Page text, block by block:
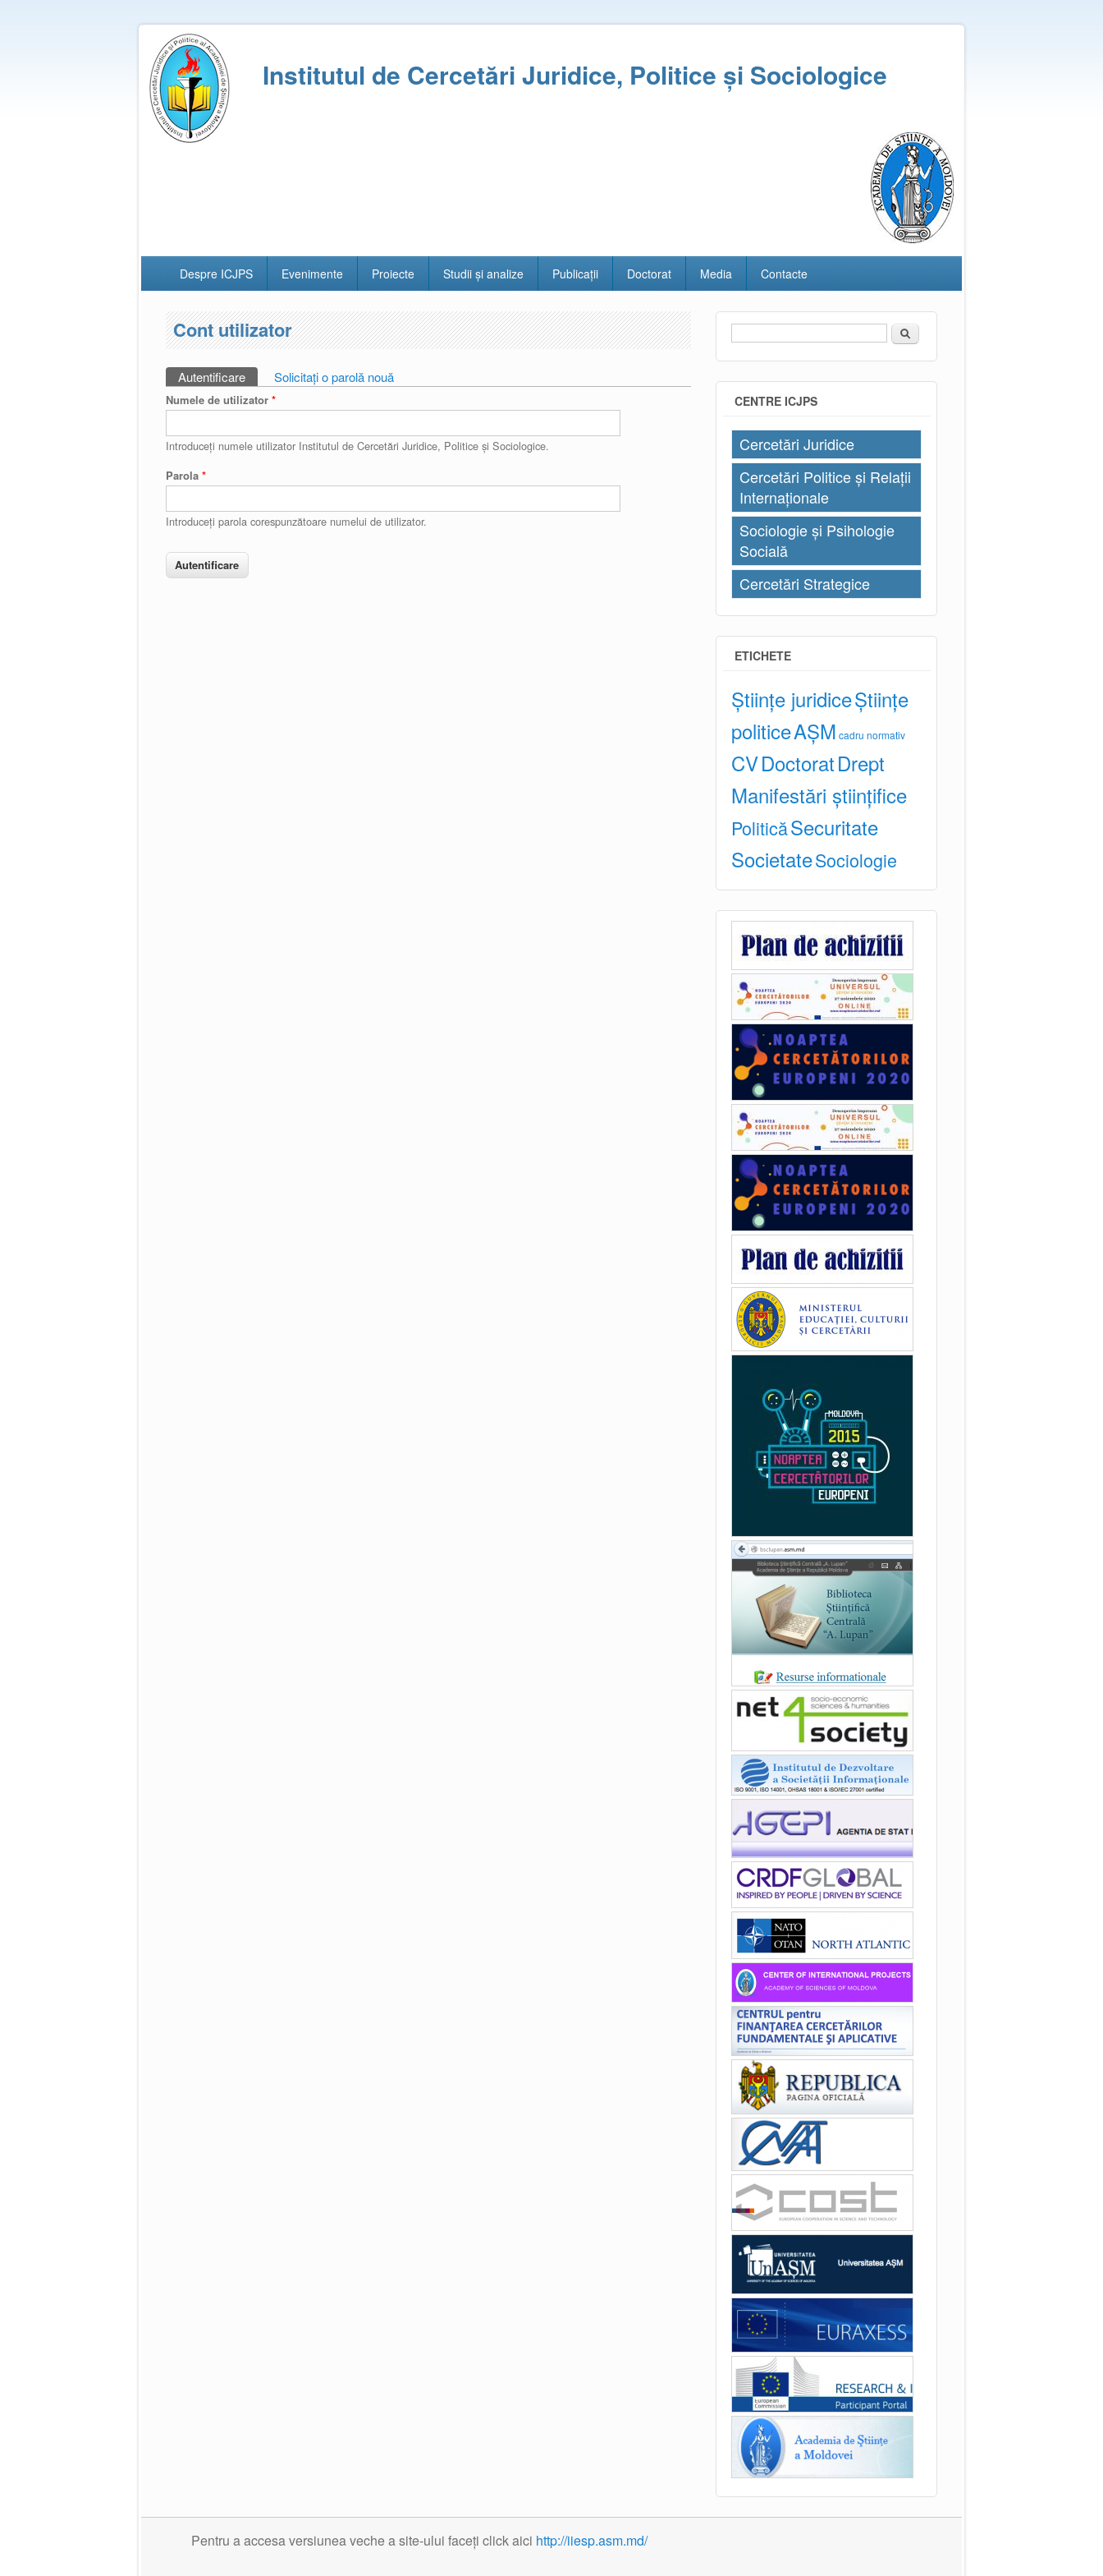
Institutul de Cercetări Juridice, Politice și Sociologice
Despre ICJPS Evenimente Proiecte Studii și analize Publicații Doctorat Media Contacte
Cont utilizator
Taburi primare
Autentificare (tab activ)
Solicitaţi o parolă nouă
Numele de utilizator *
Introduceţi numele utilizator Institutul de Cercetări Juridice, Politice și Sociologice.
Parola *
Introduceţi parola corespunzătoare numelui de utilizator.
Formular de căutare
Căutare
CENTRE ICJPS
Cercetări Juridice
Cercetări Politice și Relații
Internaționale
Sociologie și Psihologie
Socială
Cercetări Strategice
ETICHETE
Științe juridiceȘtiințe
politiceAȘM cadru normativ
CVDoctoratDrept
Manifestări științifice
PoliticăSecuritate
SocietateSociologie
Pentru a accesa versiunea veche a site-ului faceți click aici http://iiesp.asm.md/